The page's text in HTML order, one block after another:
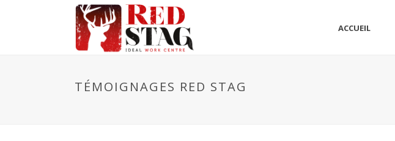
ACCUEIL
TÉMOIGNAGES RED STAG